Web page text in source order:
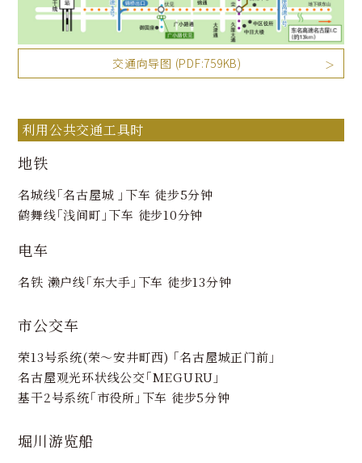
交通向导图 (PDF:759KB)
利用公共交通工具时
地铁
名城线｢名古屋城 ｣下车 徒步5分钟
鹤舞线｢浅间町｣下车 徒步10分钟
电车
名铁 濑户线｢东大手｣下车 徒步13分钟
市公交车
荣13号系统(荣～安井町西) ｢名古屋城正门前｣
名古屋观光环状线公交｢MEGURU｣
基干2号系统｢市役所｣下车 徒步5分钟
堀川游览船